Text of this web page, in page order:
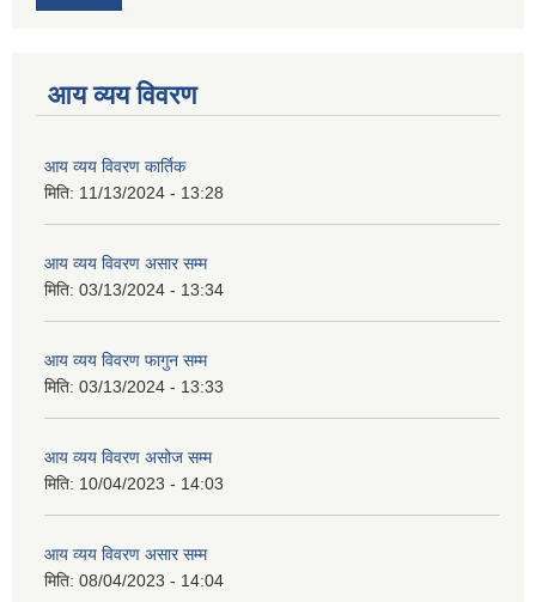
आय व्यय विवरण
आय व्यय विवरण कार्तिक
मिति: 11/13/2024 - 13:28
आय व्यय विवरण असार सम्म
मिति: 03/13/2024 - 13:34
आय व्यय विवरण फागुन सम्म
मिति: 03/13/2024 - 13:33
आय व्यय विवरण असोज सम्म
मिति: 10/04/2023 - 14:03
आय व्यय विवरण असार सम्म
मिति: 08/04/2023 - 14:04